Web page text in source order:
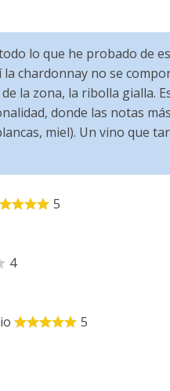
lo que he probado de
la chardonnay no se
la zona, la ribolla gialla.
donde las notas
miel). Un vino que
5
4
5